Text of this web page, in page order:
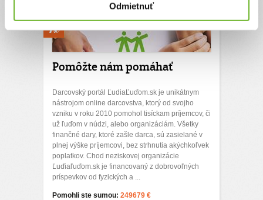
Odmietnuť
Pomôžte nám pomáhať
Darcovský portál ĽudiaĽuďom.sk je unikátnym
nástrojom online darcovstva, ktorý od svojho
vzniku v roku 2010 pomohol tisíckam príjemcov, či
už ľuďom v núdzi, alebo organizáciám. Všetky
finančné dary, ktoré zašle darca, sú zasielané v
plnej výške príjemcovi, bez strhnutia akýchkoľvek
poplatkov. Chod neziskovej organizácie
Ľuďiaľuďom.sk je financovaný z dobrovoľných
príspevkov od fyzických a ...
Pomohli ste sumou: 249679 €